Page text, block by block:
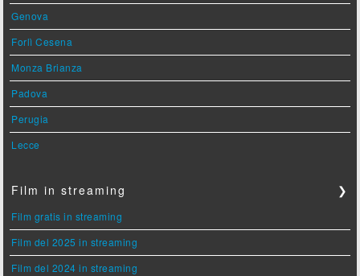
Genova
Forlì Cesena
Monza Brianza
Padova
Perugia
Lecce
Film in streaming ❯
Film gratis in streaming
Film del 2025 in streaming
Film del 2024 in streaming